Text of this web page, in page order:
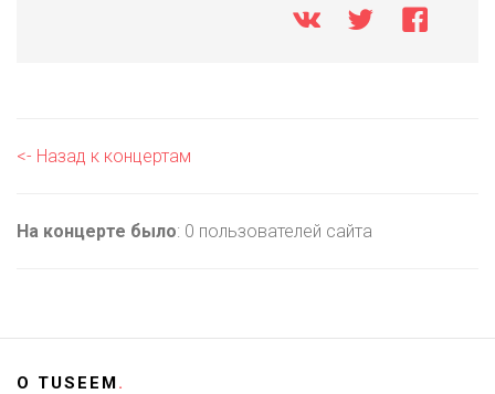
<- Назад к концертам
На концерте было: 0 пользователей сайта
О TUSEEM.